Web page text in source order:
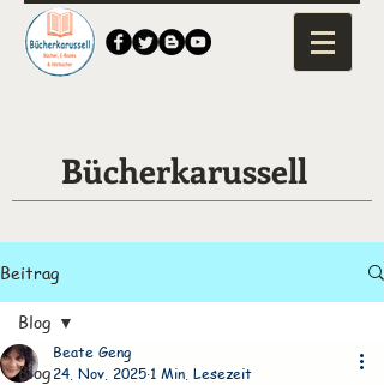
Bücherkarussell
Beitrag
Blog
Blog
Beate Geng
24. Nov. 2025 1 Min. Lesezeit